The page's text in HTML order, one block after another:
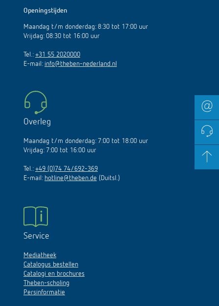
Openingstijden
Maandag t/m donderdag: 8:30 tot 17:00 uur
Vrijdag: 08:30 tot 16:00 uur
Tel.: +31 55 2020000
E-mail: info@theben-nederland.nl
Overleg
Maandag t/m donderdag: 7:00 tot 18:00 uur
Vrijdag: 7:00 tot 16:00 uur
Tel.: +49 (0)74 74/692-369
E-mail: hotline@theben.de (Duitsl.)
Service
Mediatheek
Catalogus bestellen
Catalogi en brochures
Theben-scholing
Persinformatie